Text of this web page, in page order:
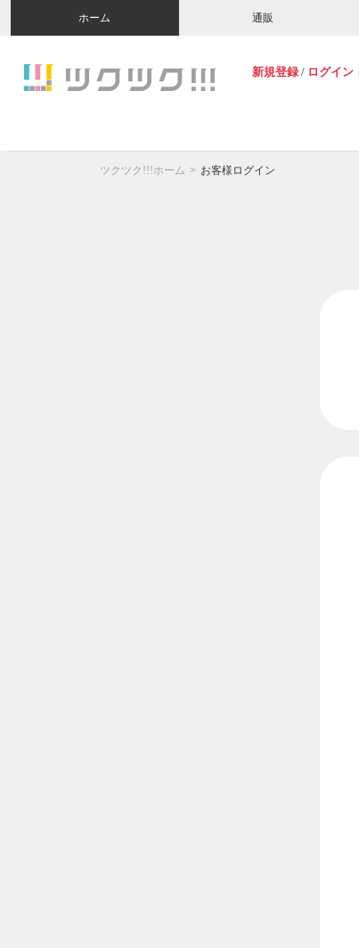
ホーム 通販
新規登録 / ログイン
ツクツク!!!ホーム お客様ログイン